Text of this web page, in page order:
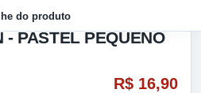
do produto
- PASTEL PEQUENO
R$ 16,90